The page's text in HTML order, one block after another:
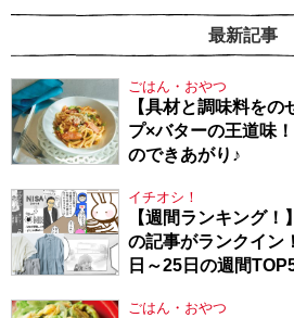
最新記事
ごはん・おやつ
【具材と調味料を
プ×バターの王道味
のできあがり♪
イチオシ！
【週間ランキング
の記事がランクイ
日～25日の週間
ごはん・おやつ